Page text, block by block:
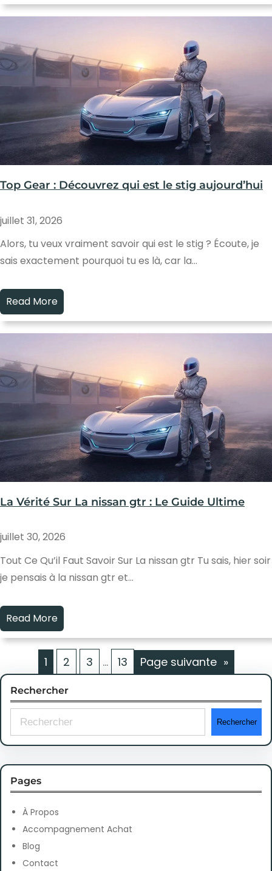
Top Gear : Découvrez qui est le stig aujourd’hui
juillet 31, 2026
Alors, tu veux vraiment savoir qui est le stig ? Écoute, je
sais exactement pourquoi tu es là, car la…
Read More
La Vérité Sur La nissan gtr : Le Guide Ultime
juillet 30, 2026
Tout Ce Qu’il Faut Savoir Sur La nissan gtr Tu sais, hier soir
je pensais à la nissan gtr et…
Read More
1 2 3 … 13 Page suivante »
Rechercher
e
r
c
h
Rechercher
Pages
À Propos
Accompagnement Achat
Blog
Contact